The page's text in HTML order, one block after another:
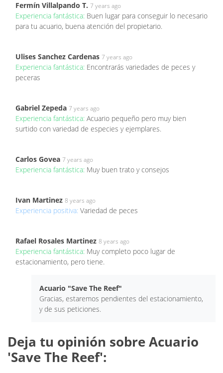
Fermín Villalpando T. 7 years ago
Experiencia fantástica: Buen lugar para conseguir lo necesario
para tu acuario, buena atención del propietario.
Ulises Sanchez Cardenas 7 years ago
Experiencia fantástica: Encontrarás variedades de peces y
peceras
Gabriel Zepeda 7 years ago
Experiencia fantástica: Acuario pequeño pero muy bien
surtido con variedad de especies y ejemplares.
Carlos Govea 7 years ago
Experiencia fantástica: Muy buen trato y consejos
Ivan Martinez 8 years ago
Experiencia positiva: Variedad de peces
Rafael Rosales Martinez 8 years ago
Experiencia fantástica: Muy completo poco lugar de
estacionamiento, pero tiene.
Acuario "Save The Reef"
Gracias, estaremos pendientes del estacionamiento,
y de sus peticiones.
Deja tu opinión sobre Acuario
'Save The Reef':